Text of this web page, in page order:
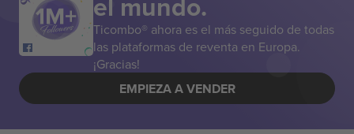
Ticombo® ahora es el más seguido de todas
las plataformas de reventa en Europa.
¡Gracias!
EMPIEZA A VENDER